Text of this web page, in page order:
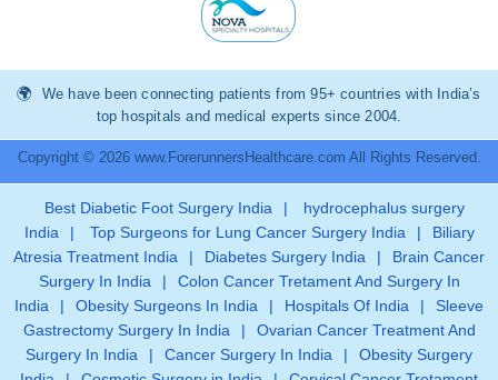
We have been connecting patients from 95+ countries with India’s
top hospitals and medical experts since 2004.
Copyright © 2026 www.ForerunnersHealthcare.com All Rights Reserved.
Best Diabetic Foot Surgery India |
hydrocephalus surgery
India
| Top Surgeons for Lung Cancer Surgery India |
Biliary
Atresia Treatment India
| Diabetes Surgery India |
Brain Cancer
Surgery In India
|
Colon Cancer Tretament And Surgery In
India
| Obesity Surgeons In India | Hospitals Of India |
Sleeve
Gastrectomy Surgery In India
|
Ovarian Cancer Treatment And
Surgery In India
| Cancer Surgery In India |
Obesity Surgery